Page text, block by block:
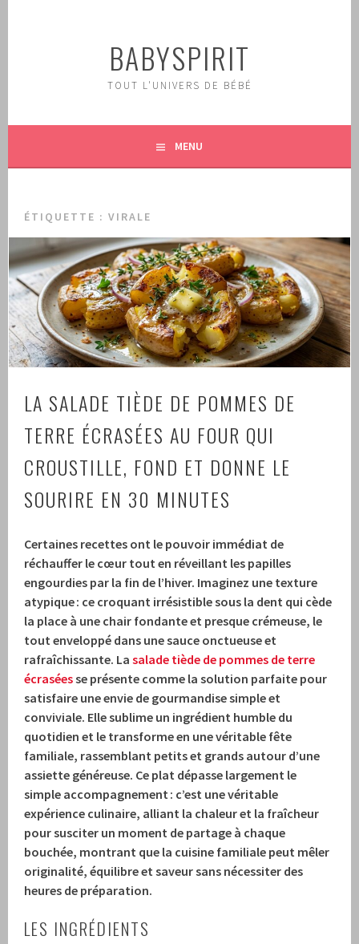
BABYSPIRIT
TOUT L'UNIVERS DE BÉBÉ
MENU
ÉTIQUETTE :VIRALE
LA SALADE TIÈDE DE POMMES DE
TERRE ÉCRASÉES AU FOUR QUI
CROUSTILLE, FOND ET DONNE LE
SOURIRE EN 30 MINUTES
Certaines recettes ont le pouvoir immédiat de
réchauffer le cœur tout en réveillant les papilles
engourdies par la fin de l’hiver. Imaginez une texture
atypique : ce croquant irrésistible sous la dent qui cède
la place à une chair fondante et presque crémeuse, le
tout enveloppé dans une sauce onctueuse et
rafraîchissante. Lasalade tiède de pommes de terre
écraséesse présente comme la solution parfaite pour
satisfaire une envie de gourmandise simple et
conviviale. Elle sublime un ingrédient humble du
quotidien et le transforme en une véritable fête
familiale, rassemblant petits et grands autour d’une
assiette généreuse. Ce plat dépasse largement le
simple accompagnement : c’est une véritable
expérience culinaire, alliant la chaleur et la fraîcheur
pour susciter un moment de partage à chaque
bouchée, montrant que la cuisine familiale peut mêler
originalité, équilibre et saveur sans nécessiter des
heures de préparation.
LES INGRÉDIENTS